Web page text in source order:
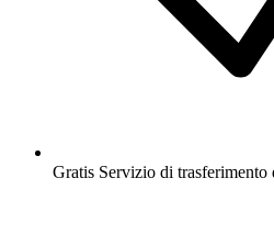
Gratis Servizio di trasferimento